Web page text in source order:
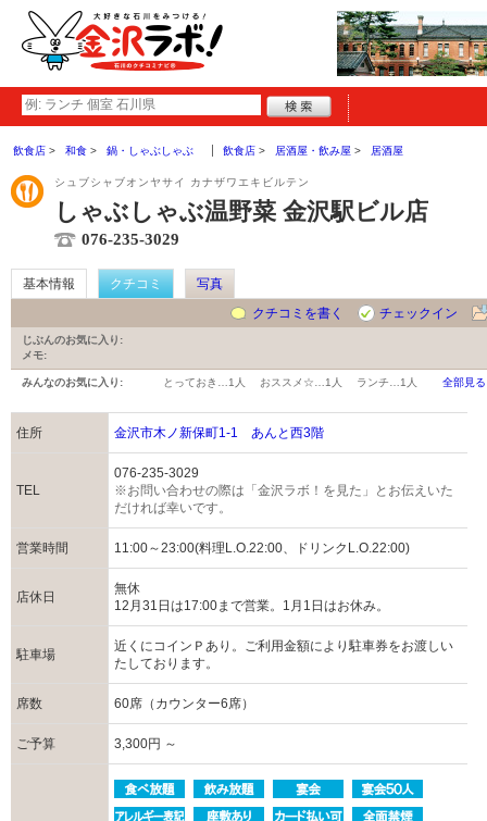
飲食店 和食 鍋・しゃぶしゃぶ 飲食店 居酒屋・飲み屋 居酒屋
シュブシャブオンヤサイ カナザワエキビルテン
しゃぶしゃぶ温野菜 金沢駅ビル店
076-235-3029
基本情報 クチコミ
写真
クチコミを書く
チェックイン
じぶんのお気に入り:
メモ:
みんなのお気に入り: とっておき… 1人 おススメ☆… 1人 ランチ… 1人 全部見る
住所 金沢市木ノ新保町1-1 あんと西3階
TEL
076-235-3029
※お問い合わせの際は「金沢ラボ！を見た」とお伝えいた
だければ幸いです。
営業時間 11:00～23:00(料理L.O.22:00、ドリンクL.O.22:00)
店休日
無休
12月31日は17:00まで営業。1月1日はお休み。
駐車場
近くにコインＰあり。ご利用金額により駐車券をお渡しい
たしております。
席数 60席（カウンター6席）
ご予算 3,300円 ～